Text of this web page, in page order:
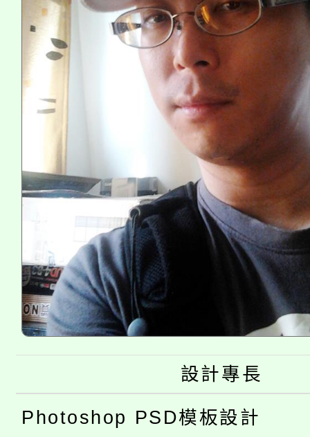
設計專長
Photoshop PSD模板設計